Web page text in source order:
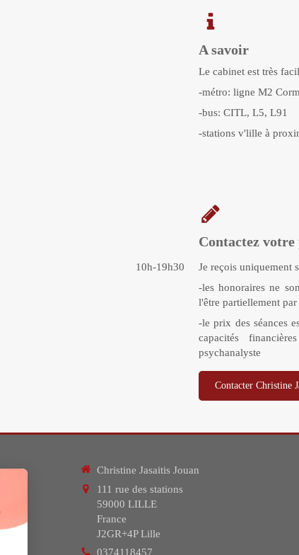
A savoir
Le cabinet est très
-métro: ligne M2
-bus: CITL, L5, L91
-stations v'lille à
10h-19h30
Contactez
Je reçois uniquement
-les honoraires ne
l'être partiellement
-le prix des séances
capacités
psychanalyste
Contacter Christine
Christine Jasaitis Jouan
111 rue des stations
59000 LILLE
France
J2GR+4P Lille
0374118457